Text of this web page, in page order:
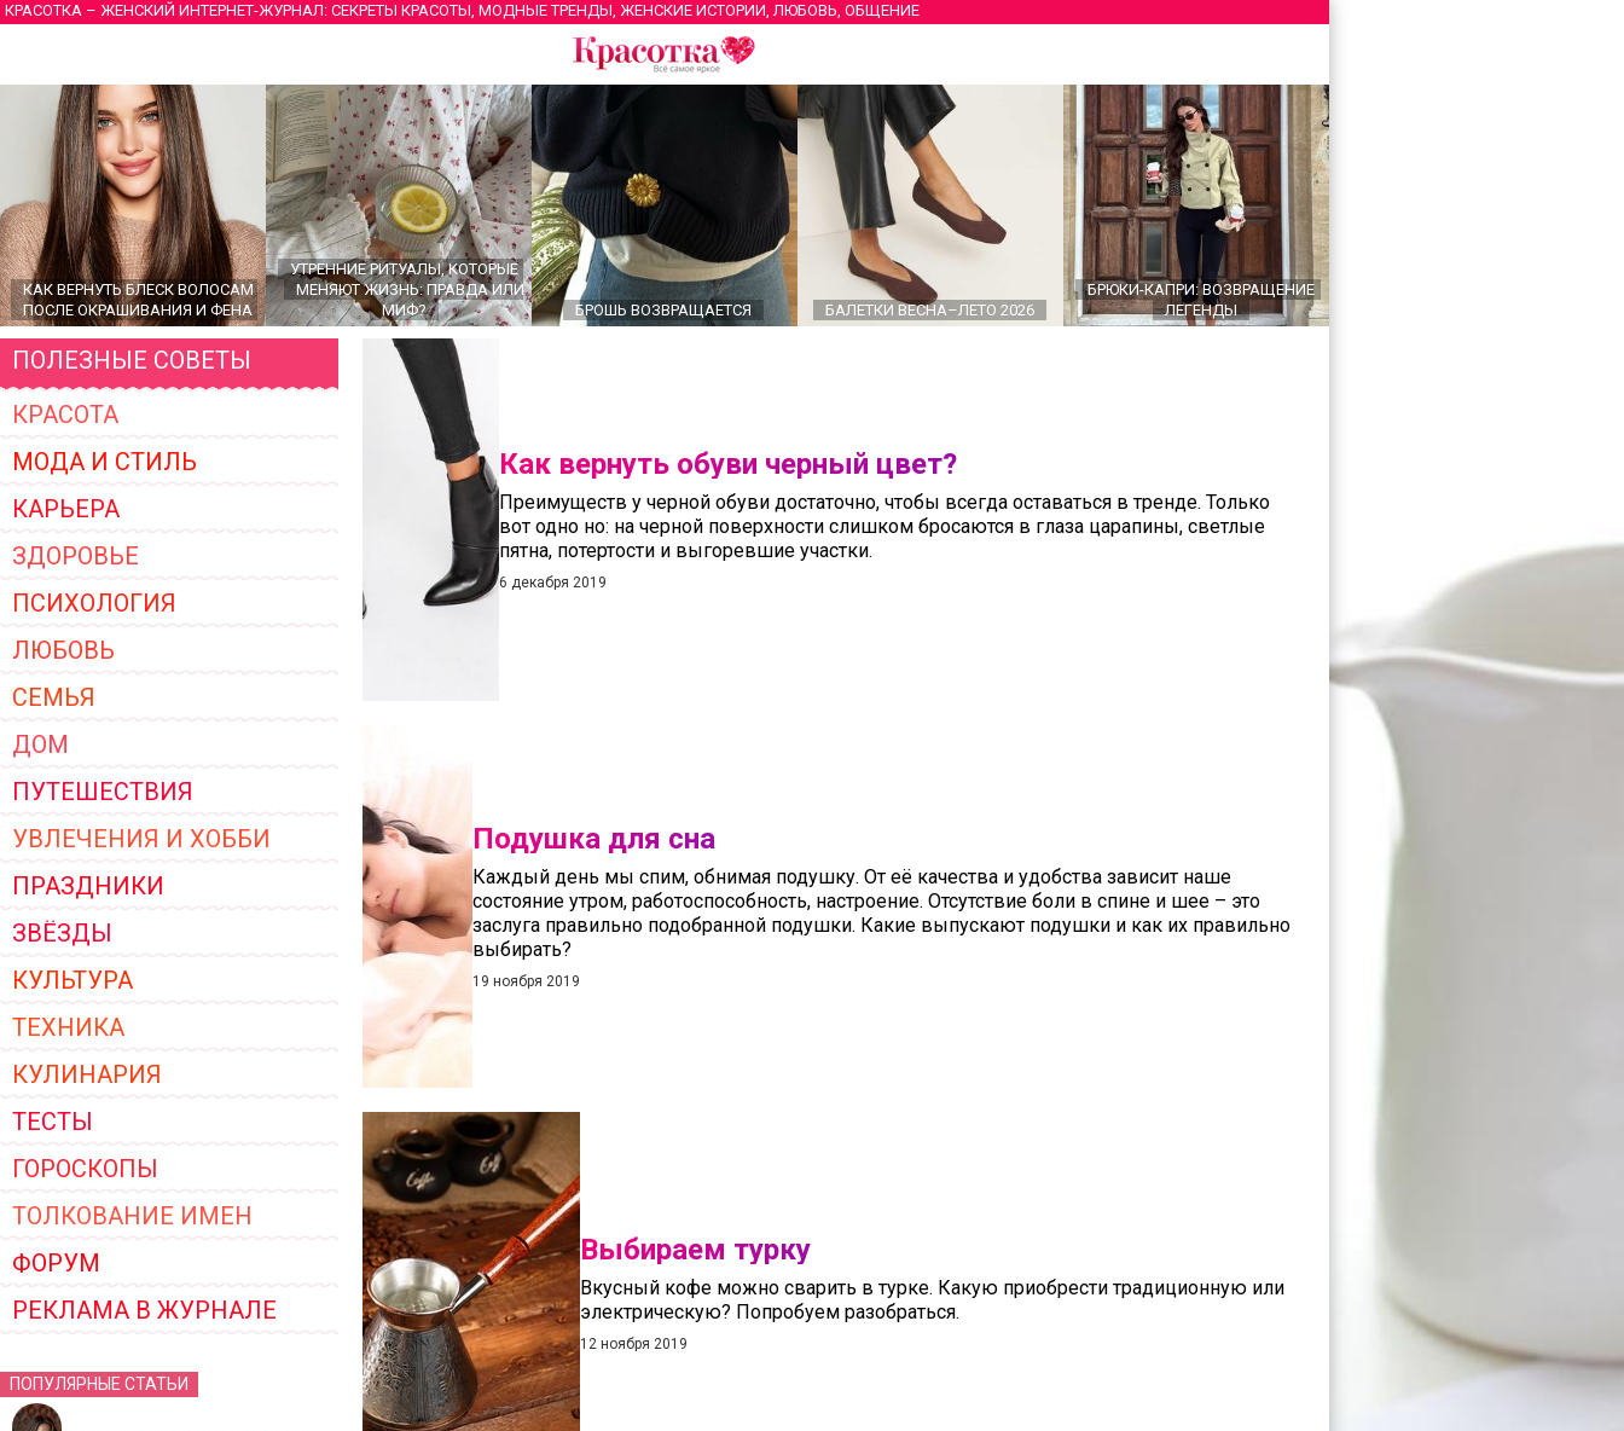
КРАСОТКА – ЖЕНСКИЙ ИНТЕРНЕТ-ЖУРНАЛ: СЕКРЕТЫ КРАСОТЫ, МОДНЫЕ ТРЕНДЫ, ЖЕНСКИЕ ИСТОРИИ, ЛЮБОВЬ, ОБЩЕНИЕ
КАК ВЕРНУТЬ БЛЕСК ВОЛОСАМ
ПОСЛЕ ОКРАШИВАНИЯ И ФЕНА
УТРЕННИЕ РИТУАЛЫ, КОТОРЫЕ
МЕНЯЮТ ЖИЗНЬ: ПРАВДА ИЛИ
МИФ?
БРОШЬ ВОЗВРАЩАЕТСЯ БАЛЕТКИ ВЕСНА–ЛЕТО 2026
БРЮКИ-КАПРИ: ВОЗВРАЩЕНИЕ
ЛЕГЕНДЫ
ЖЕНСКОЙ ОДЕЖДЫ 2026
ПОЛЕЗНЫЕ СОВЕТЫ
КРАСОТА
МОДА И СТИЛЬ
КАРЬЕРА
ЗДОРОВЬЕ
ПСИХОЛОГИЯ
ЛЮБОВЬ
СЕМЬЯ
ДОМ
ПУТЕШЕСТВИЯ
УВЛЕЧЕНИЯ И ХОББИ
ПРАЗДНИКИ
ЗВЁЗДЫ
КУЛЬТУРА
ТЕХНИКА
КУЛИНАРИЯ
ТЕСТЫ
ГОРОСКОПЫ
ТОЛКОВАНИЕ ИМЕН
ФОРУМ
РЕКЛАМА В ЖУРНАЛЕ
ПОПУЛЯРНЫЕ СТАТЬИ
Как вернуть обуви черный цвет?
Преимуществ у черной обуви достаточно, чтобы всегда оставаться в тренде. Только
вот одно но: на черной поверхности слишком бросаются в глаза царапины, светлые
пятна, потертости и выгоревшие участки.
6 декабря 2019
Подушка для сна
Каждый день мы спим, обнимая подушку. От её качества и удобства зависит наше
состояние утром, работоспособность, настроение. Отсутствие боли в спине и шее – это
заслуга правильно подобранной подушки. Какие выпускают подушки и как их правильно
выбирать?
19 ноября 2019
Выбираем турку
Вкусный кофе можно сварить в турке. Какую приобрести традиционную или
электрическую? Попробуем разобраться.
12 ноября 2019